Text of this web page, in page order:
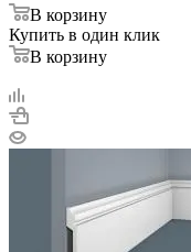
В корзину
Купить в один клик
В корзину